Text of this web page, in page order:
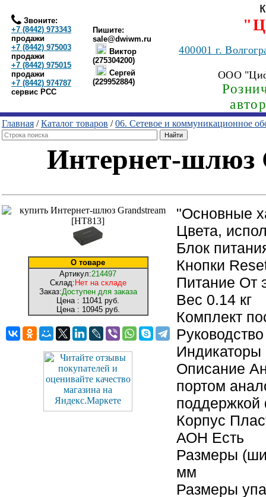
Звоните:
+7 (8442) 973343
продажи
+7 (8442) 975003
продажи
+7 (8442) 975015
продажи
+7 (8442) 974787
сервис РСС
Пишите:
sale@dwiwm.ru
Виктор
(275304200)
Сергей
(229952884)
400001г.
ООО
Главная /Каталог товаров /06. Сетевое и коммуникационное
Интернет-шлюз
О товаре
Артикул:214497
Склад: Нет на складе
Заказ:Доступен для заказа
Цена : 11041 руб.
Цена : 10945 руб.
"Основные
Цвета,
Блок
Кнопки
Питание От
Вес 0.14 кг
Комплект
Индикаторы
Описание
портом
Корпус
АОН Есть
Размеры
мм
Размеры